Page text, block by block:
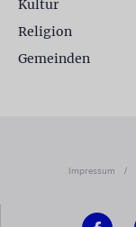
Kultur
Religion
Gemeinden
Impressum
/